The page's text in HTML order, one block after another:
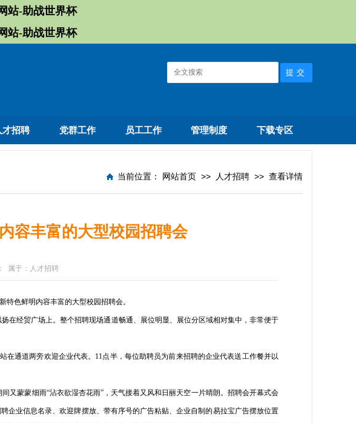
站-助战世界杯
站-助战世界杯
才招聘 党群工作 员工工作 管理制度 下载专区
当前位置： 网站首页 >> 人才招聘 >> 查看详情
容丰富的大型校园招聘会
属于： 人才招聘
特色鲜明内容丰富的大型校园招聘会。
在经贸广场上。整个招聘现场通道畅通、展位明显、展位分区域相对集中，非常便于
通道两旁欢迎企业代表。11点半，每位助聘员为前来招聘的企业代表送工作餐并以
又蒙蒙细雨“沾衣欲湿杏花雨”，天气接着又风和日丽天空一片晴朗。招聘会开幕式会
企业信息名录、欢迎牌摆放、带有序号的广告粘贴、企业自制的易拉宝广告摆放位置